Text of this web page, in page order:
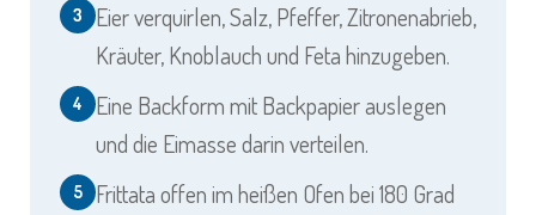
3
Eier verquirlen, Salz, Pfeffer, Zitronenabrieb,
Kräuter, Knoblauch und Feta hinzugeben.
4
Eine Backform mit Backpapier auslegen
und die Eimasse darin verteilen.
5
Frittata offen im heißen Ofen bei 180 Grad